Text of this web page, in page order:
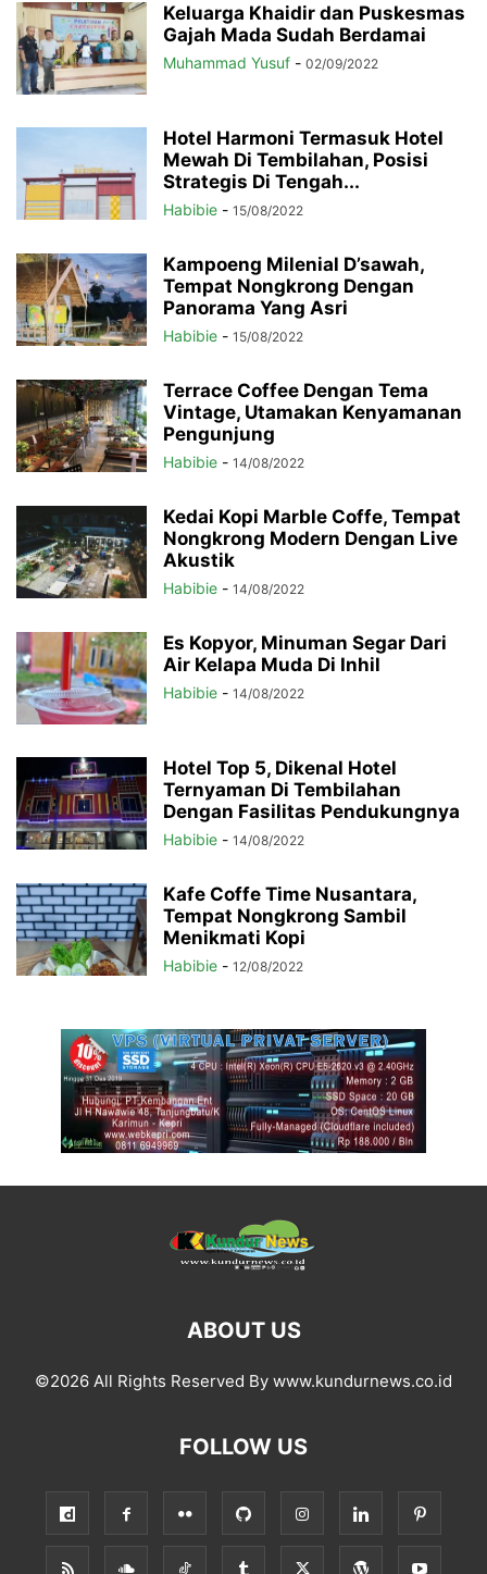
Keluarga Khaidir dan Puskesmas
Gajah Mada Sudah Berdamai
Muhammad Yusuf - 02/09/2022
Hotel Harmoni Termasuk Hotel
Mewah Di Tembilahan, Posisi
Strategis Di Tengah...
Habibie - 15/08/2022
Kampoeng Milenial D’sawah,
Tempat Nongkrong Dengan
Panorama Yang Asri
Habibie - 15/08/2022
Terrace Coffee Dengan Tema
Vintage, Utamakan Kenyamanan
Pengunjung
Habibie - 14/08/2022
Kedai Kopi Marble Coffe, Tempat
Nongkrong Modern Dengan Live
Akustik
Habibie - 14/08/2022
Es Kopyor, Minuman Segar Dari
Air Kelapa Muda Di Inhil
Habibie - 14/08/2022
Hotel Top 5, Dikenal Hotel
Ternyaman Di Tembilahan
Dengan Fasilitas Pendukungnya
Habibie - 14/08/2022
Kafe Coffe Time Nusantara,
Tempat Nongkrong Sambil
Menikmati Kopi
Habibie - 12/08/2022
ABOUT US
©2026 All Rights Reserved By www.kundurnews.co.id
FOLLOW US